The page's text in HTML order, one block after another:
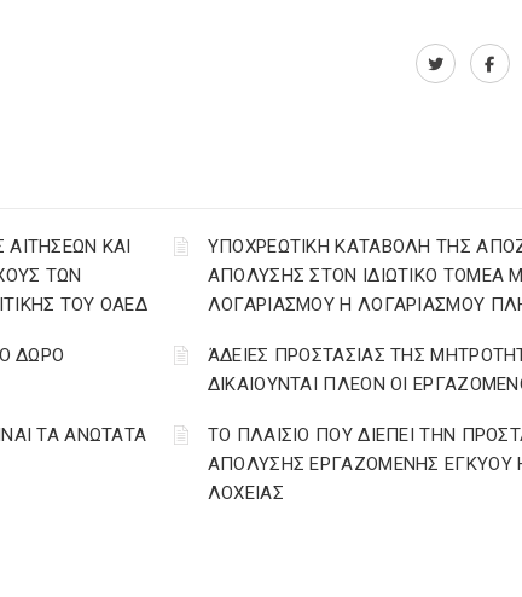
ΚΑΙ
ΤΩΝ
ΤΟΥ ΟΑΕΔ
YΠΟΧΡΕΩΤΙΚΗ ΚΑΤΑΒΟΛΗ ΤΗΣ
ΑΠΟΛΥΣΗΣ ΣΤΟΝ ΙΔΙΩΤΙΚΟ ΤΟΜΕΑ
ΛΟΓΑΡΙΑΣΜΟΥ Η ΛΟΓΑΡΙΑΣΜΟΥ
ΔΩΡΟ
ΆΔΕΙΕΣ ΠΡΟΣΤΑΣΙΑΣ ΤΗΣ
ΔΙΚΑΙΟΥΝΤΑΙ ΠΛΕΟΝ ΟΙ
ΤΑ ΑΝΩΤΑΤΑ
ΤΟ ΠΛΑΙΣΙΟ ΠΟΥ ΔΙΕΠΕΙ ΤΗΝ
ΑΠΟΛΥΣΗΣ ΕΡΓΑΖΟΜΕΝΗΣ ΕΓΚΥΟΥ
ΛΟΧΕΙΑΣ